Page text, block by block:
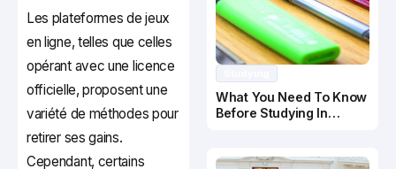
Les plateformes de jeux
en ligne, telles que celles
opérant avec une licence
officielle, proposent une
variété de méthodes pour
retirer ses gains.
Cependant, certains
What You Need To Know
Before Studying In